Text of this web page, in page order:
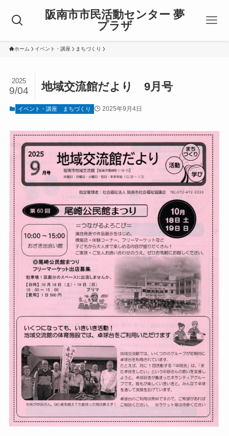
阪南市市民活動センター 夢
プラザ
ホーム イベント・講座 まちづくり
地域交流館だより 9月号
2025
9/04
イベント・講座 まちづくり 2025年9月4日